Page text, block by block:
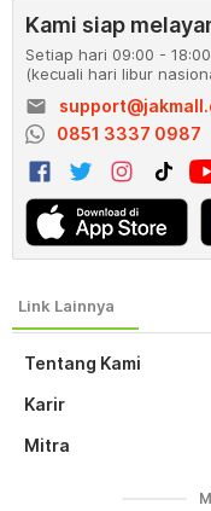
Tentang Kami
Karir
Mitra
Kami siap
Setiap hari 09:00 - 18:00
(kecuali hari libur
email
0851 3337 0987